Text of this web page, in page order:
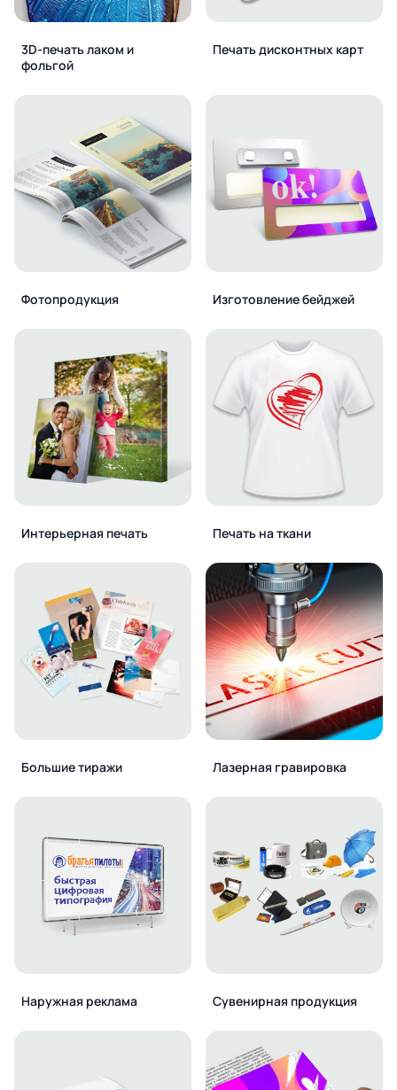
3D-печать лаком и
фольгой
Печать дисконтных карт
Фотопродукция Изготовление бейджей
Интерьерная печать Печать на ткани
Большие тиражи Лазерная гравировка
Наружная реклама Сувенирная продукция